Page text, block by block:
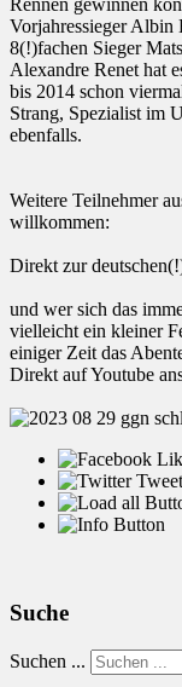
Rennen gewinnen
Vorjahressieger Albin
8(!)fachen Sieger
Alexandre Renet hat
bis 2014 schon
Strang, Spezialist im
ebenfalls.
Weitere Teilnehmer
willkommen:
Direkt zur
und wer sich das
vielleicht ein kleiner
einiger Zeit das
Direkt auf Youtube
Suche
Suchen ...